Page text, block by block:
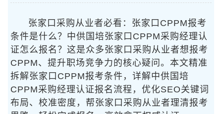
张家口采购从业者必看：张家口CPPM报考
条件是什么？中供国培张家口CPPM采购经理认
证怎么报名？这是众多张家口采购从业者想报考
CPPM、提升职场竞争力的核心疑问。本文精准
拆解张家口CPPM报考条件，详解中供国培
CPPM采购经理认证报名流程，优化SEO关键词
布局、校准密度，帮张家口采购从业者理清报考